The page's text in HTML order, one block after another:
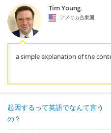
Tim Young
アメリカ合衆国
a simple explanation of the
起因するって英語でなんて言う
の？